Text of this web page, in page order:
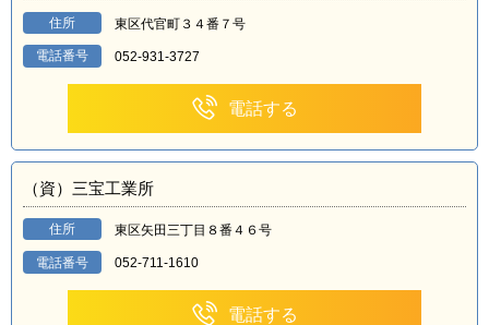
住所 東区代官町３４番７号
電話番号 052-931-3727
電話する
（資）三宝工業所
住所 東区矢田三丁目８番４６号
電話番号 052-711-1610
電話する